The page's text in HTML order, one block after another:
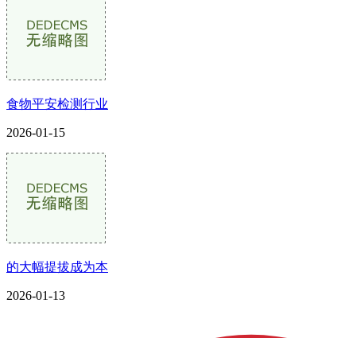
食物平安检测行业
2026-01-15
的大幅提拔成为本
2026-01-13